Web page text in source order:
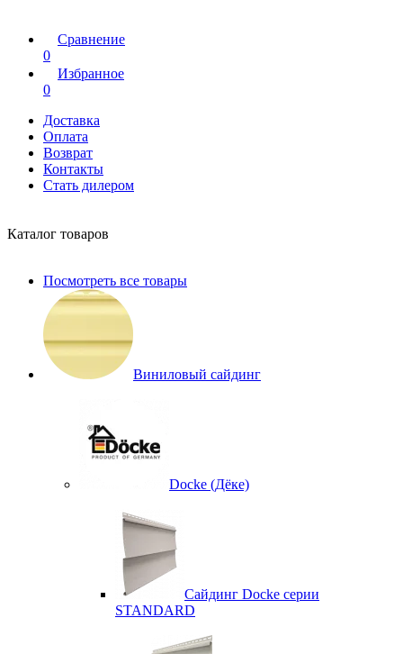
Сравнение
0
Избранное
0
Доставка
Оплата
Возврат
Контакты
Стать дилером
Каталог товаров
Посмотреть все товары
Виниловый сайдинг
Docke (Дёке)
Сайдинг Docke серии
STANDARD